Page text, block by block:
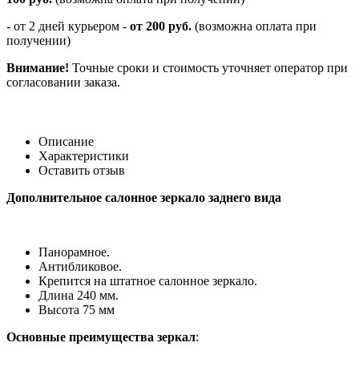
- от 2 дней курьером - от 200 руб. (возможна оплата при
получении)
Внимание! Точные сроки и стоимость уточняет оператор при
согласовании заказа.
Описание
Характеристики
Оставить отзыв
Дополнительное салонное зеркало заднего вида
Панорамное.
Антибликовое.
Крепится на штатное салонное зеркало.
Длина 240 мм.
Высота 75 мм
Основные преимущества зеркал: